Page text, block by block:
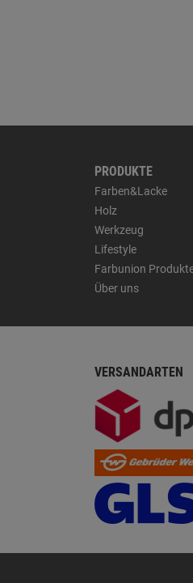
PRODUKTE
Farben&Lacke
Holz
Werkzeug
Lifestyle
Farbunion
Über uns
VERSANDARTEN